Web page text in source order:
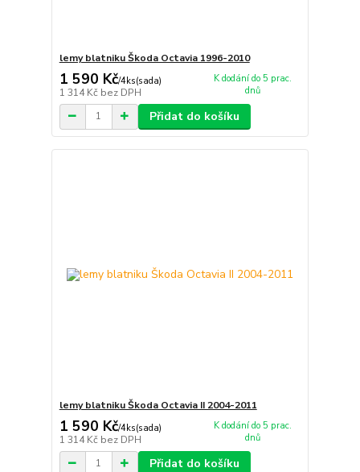
lemy blatniku Škoda Octavia 1996-2010
1 590 Kč/4ks(sada)
1 314 Kč bez DPH
K dodání do 5 prac.
dnů
Přidat do košíku
lemy blatniku Škoda Octavia II 2004-2011
1 590 Kč/4ks(sada)
1 314 Kč bez DPH
K dodání do 5 prac.
dnů
Přidat do košíku